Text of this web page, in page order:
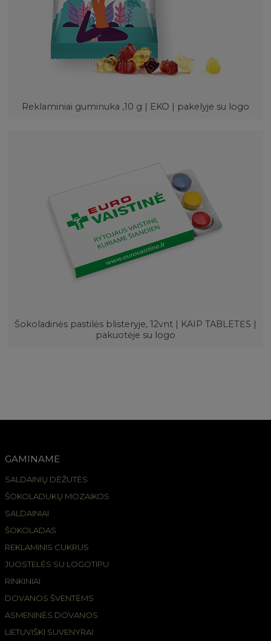
Reklaminiai guminuka ,10 g | EKO | pakelyje su logo
Šokoladinės pastilės blisteryje, 12vnt | KAIP TABLETĖS |
pakuotėje su logo
GAMINAME
SALDAINIŲ DĖŽUTĖS
ŠOKOLADUKŲ MOZAIKOS
SALDAINIAI
ŠOKOLADAS
REKLAMINIS CUKRUS
JUOSTELĖS SU LOGOTIPU
RINKINIAI
DOVANOS ŠVENTĖMS
ASMENINĖS DOVANOS
LIETUVIŠKI SUVENYRAI